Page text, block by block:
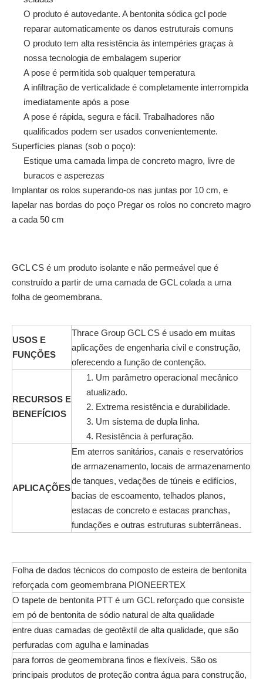
O produto é autovedante. A bentonita sódica gcl pode
reparar automaticamente os danos estruturais comuns
O produto tem alta resistência às intempéries graças à
nossa tecnologia de embalagem superior
A pose é permitida sob qualquer temperatura
A infiltração de verticalidade é completamente interrompida
imediatamente após a pose
A pose é rápida, segura e fácil. Trabalhadores não
qualificados podem ser usados ​​convenientemente.
Superfícies planas (sob o poço):
Estique uma camada limpa de concreto magro, livre de
buracos e asperezas
Implantar os rolos superando-os nas juntas por 10 cm, e
lapelar nas bordas do poço Pregar os rolos no concreto magro
a cada 50 cm
GCL CS é um produto isolante e não permeável que é
construído a partir de uma camada de GCL colada a uma
folha de geomembrana.
USOS E
FUNÇÕES
Thrace Group GCL CS é usado em muitas
aplicações de engenharia civil e construção,
oferecendo a função de contenção.
RECURSOS E
BENEFÍCIOS
1. Um parâmetro operacional mecânico
atualizado.
2. Extrema resistência e durabilidade.
3. Um sistema de dupla linha.
4. Resistência à perfuração.
APLICAÇÕES
Em aterros sanitários, canais e reservatórios
de armazenamento, locais de armazenamento
de tanques, vedações de túneis e edifícios,
bacias de escoamento, telhados planos,
estacas de concreto e estacas pranchas,
fundações e outras estruturas subterrâneas.
Folha de dados técnicos do composto de esteira de bentonita
reforçada com geomembrana PIONEERTEX
O tapete de bentonita PTT é um GCL reforçado que consiste
em pó de bentonita de sódio natural de alta qualidade
entre duas camadas de geotêxtil de alta qualidade, que são
perfuradas com agulha e laminadas
para forros de geomembrana finos e flexíveis. São os
principais produtos de proteção contra água para construção,